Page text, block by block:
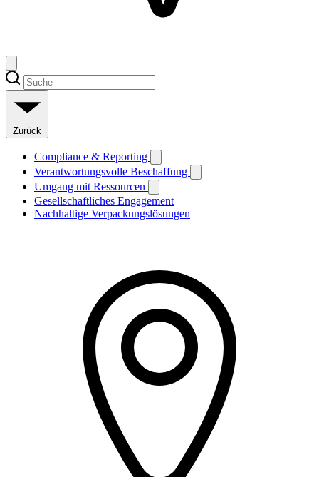
Zurück
Compliance & Reporting
Verantwortungsvolle Beschaffung
Umgang mit Ressourcen
Gesellschaftliches Engagement
Nachhaltige Verpackungslösungen